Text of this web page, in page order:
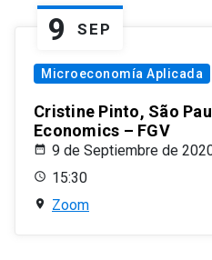
9 SEP
Microeconomía Aplicada
Cristine Pinto, São
Economics – FGV
9 de Septiembre de
15:30
Zoom